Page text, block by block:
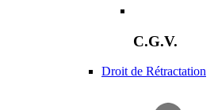
C.G.V.
Droit de Rétractation